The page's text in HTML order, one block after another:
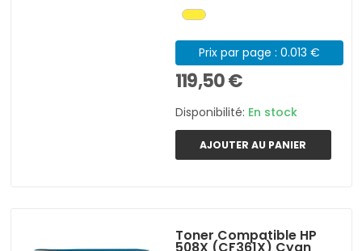
Prix par page : 0.013 €
119,50 €
Disponibilité: En stock
AJOUTER AU PANIER
Toner Compatible HP